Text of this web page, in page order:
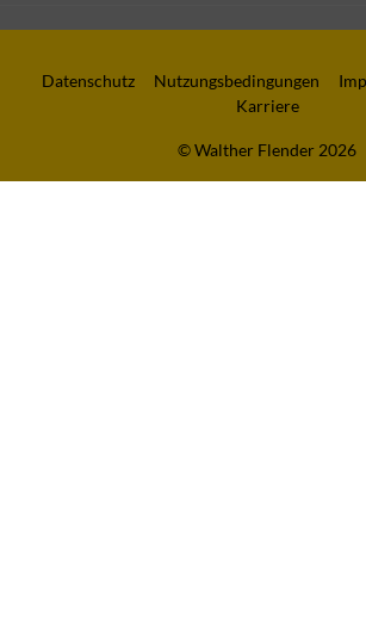
© Walther Flender 2026
Datenschutz Nutzungsbedingungen
Karriere